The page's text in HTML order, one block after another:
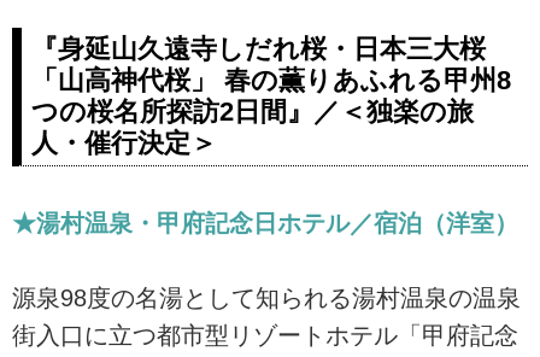
ーリズム
『復路グランクラス 「ザ・ウィン
ザーホテル洞爺」と太平洋フェリ
ー 北海道3日間』＜(5月9日発以降)
紹介をしています。ツアー・旅行
のお申込ならクラブツーリズム。
『身延山久遠寺しだれ桜・日本三大桜
「山高神代桜」 春の薫りあふれる甲州8
つの桜名所探訪2日間』／＜独楽の旅
人・催行決定＞
★湯村温泉・甲府記念日ホテル／宿泊（洋室）
源泉98度の名湯として知られる湯村温泉の温泉
街入口に立つ都市型リゾートホテル「甲府記念